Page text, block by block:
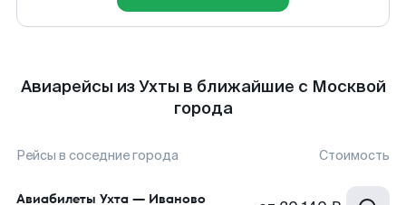
Авиарейсы из Ухты в ближайшие с Москвой
города
Рейсы в соседние города Стоимость
Авиабилеты Ухта — Иваново